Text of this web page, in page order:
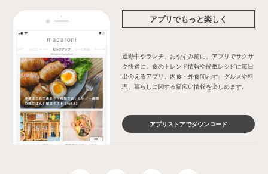
アプリでもっと楽しく
通勤中やランチ、おやすみ前に、アプリでサクサ
ク快適に。食のトレンド情報や簡単レシピに毎日
出会えるアプリ。内食・外食問わず、グルメや料
理、暮らしに関する幅広い情報を楽しめます。
アプリストアでダウンロード